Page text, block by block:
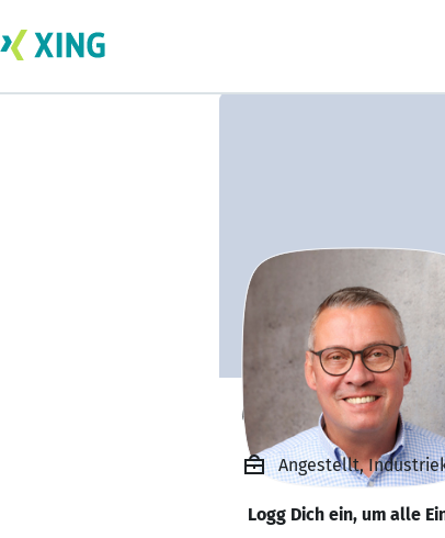
Guido Von
Angestellt,
Logg Dich ein, um alle